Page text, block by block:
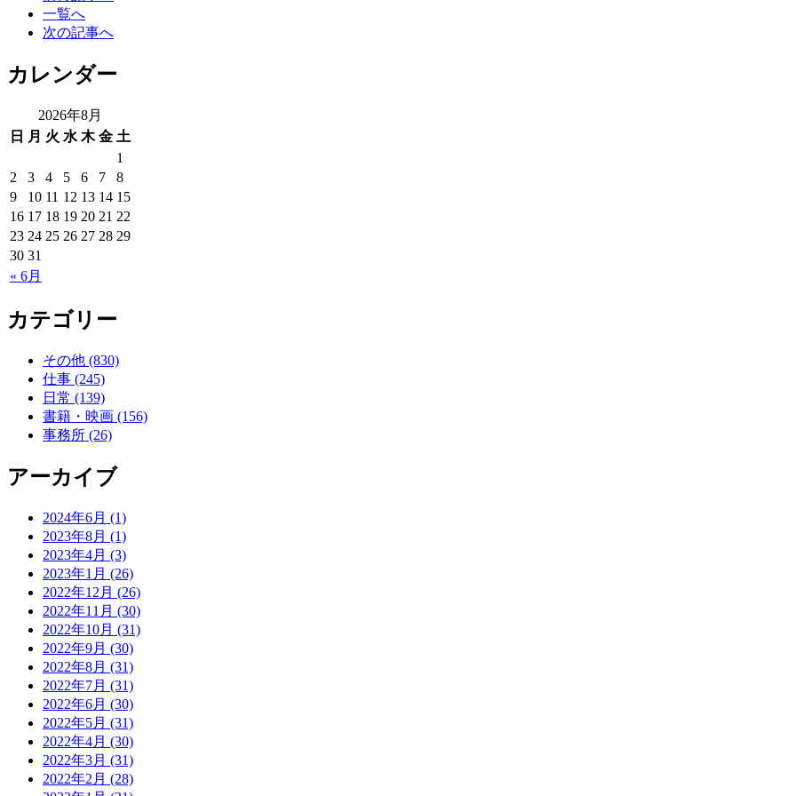
一覧へ
次の記事へ
カレンダー
2026年8月
日
月 火 水 木 金 土
« 6月
1
2
3 4 5 6 7
8
9
10 11 12 13 14 15
16 17 18 19 20 21 22
23 24 25 26 27 28 29
30 31
カテゴリー
その他 (830)
仕事 (245)
日常 (139)
書籍・映画 (156)
事務所 (26)
アーカイブ
2024年6月 (1)
2023年8月 (1)
2023年4月 (3)
2023年1月 (26)
2022年12月 (26)
2022年11月 (30)
2022年10月 (31)
2022年9月 (30)
2022年8月 (31)
2022年7月 (31)
2022年6月 (30)
2022年5月 (31)
2022年4月 (30)
2022年3月 (31)
2022年2月 (28)